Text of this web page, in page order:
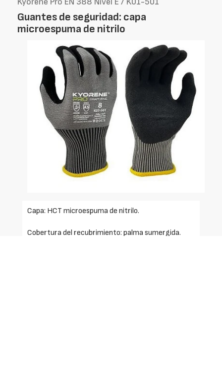
Guantes de seguridad: capa
microespuma de nitrilo
Capa: HCT microespuma de nitrilo.
Cobertura del recubrimiento: palma sumergida.